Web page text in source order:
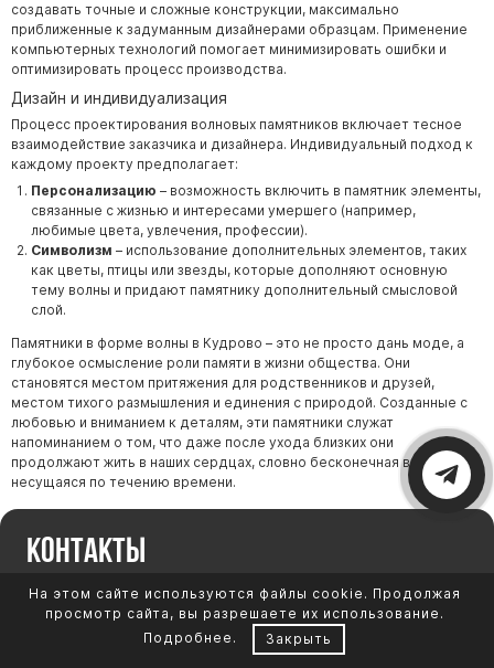
создавать точные и сложные конструкции, максимально
приближенные к задуманным дизайнерами образцам. Применение
компьютерных технологий помогает минимизировать ошибки и
оптимизировать процесс производства.
Дизайн и индивидуализация
Процесс проектирования волновых памятников включает тесное
взаимодействие заказчика и дизайнера. Индивидуальный подход к
каждому проекту предполагает:
Персонализацию – возможность включить в памятник элементы,
связанные с жизнью и интересами умершего (например,
любимые цвета, увлечения, профессии).
Символизм – использование дополнительных элементов, таких
как цветы, птицы или звезды, которые дополняют основную
тему волны и придают памятнику дополнительный смысловой
слой.
Памятники в форме волны в Кудрово – это не просто дань моде, а
глубокое осмысление роли памяти в жизни общества. Они
становятся местом притяжения для родственников и друзей,
местом тихого размышления и единения с природой. Созданные с
любовью и вниманием к деталям, эти памятники служат
напоминанием о том, что даже после ухода близких они
продолжают жить в наших сердцах, словно бесконечная волна,
несущаяся по течению времени.
Контакты
+7 (918) 556-83-20
Каталог памятников
Обустройство могил
Литьевой мрамор
На этом сайте используются файлы cookie. Продолжая
просмотр сайта, вы разрешаете их использование.
Подробнее . Закрыть